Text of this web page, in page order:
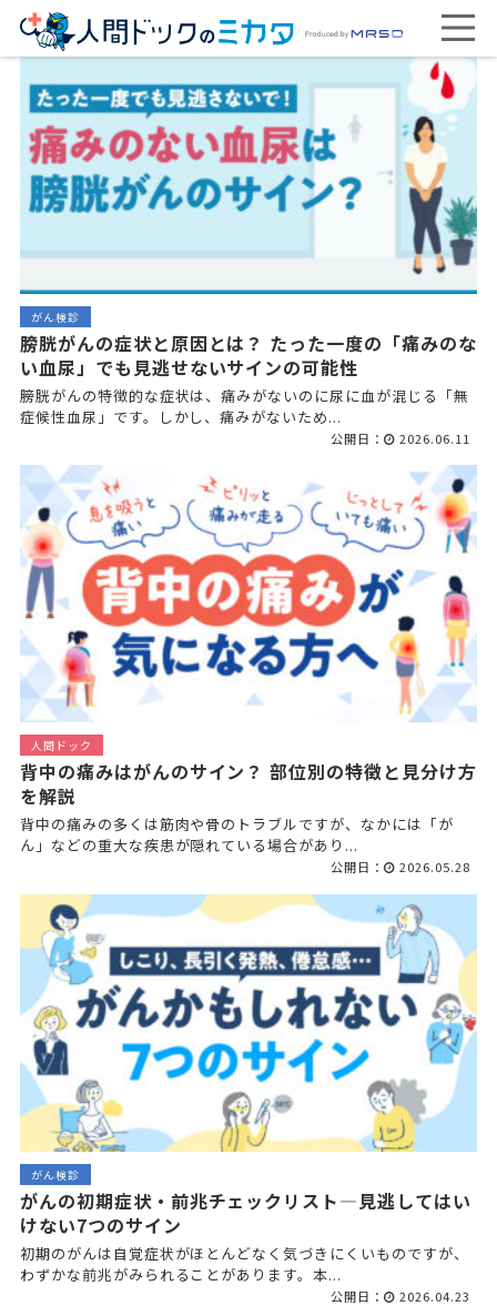
がん検診
膀胱がんの症状と原因とは？ たった一度の「痛みのな
い血尿」でも見逃せないサインの可能性
膀胱がんの特徴的な症状は、痛みがないのに尿に血が混じる「無
症候性血尿」です。しかし、痛みがないため...
公開日： 2026.06.11
人間ドック
背中の痛みはがんのサイン？ 部位別の特徴と見分け方
を解説
背中の痛みの多くは筋肉や骨のトラブルですが、なかには「が
ん」などの重大な疾患が隠れている場合があり...
公開日： 2026.05.28
がん検診
がんの初期症状・前兆チェックリスト—見逃してはい
けない7つのサイン
初期のがんは自覚症状がほとんどなく気づきにくいものですが、
わずかな前兆がみられることがあります。本...
公開日： 2026.04.23